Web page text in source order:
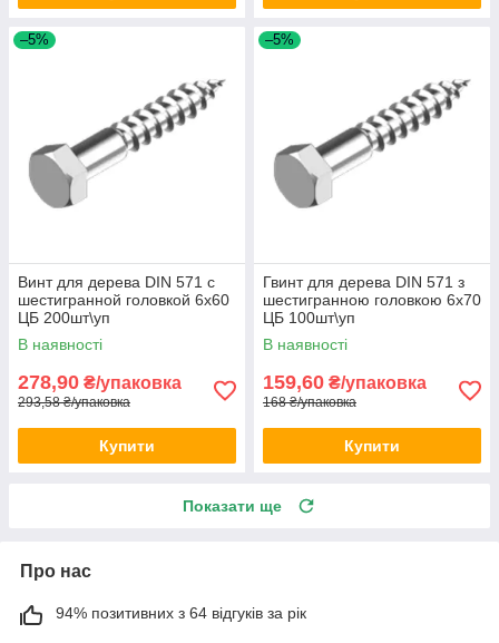
–5%
Винт для дерева DIN 571 с
шестигранной головкой 6х60
ЦБ 200шт\уп
В наявності
278,90 ₴/упаковка
293,58 ₴/упаковка
Купити
–5%
Гвинт для дерева DIN 571 з
шестигранною головкою 6х70
ЦБ 100шт\уп
В наявності
159,60 ₴/упаковка
168 ₴/упаковка
Купити
Показати ще
Про нас
94% позитивних з 64 відгуків за рік